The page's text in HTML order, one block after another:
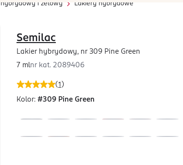
i żelowy Lakiery hybrydowe
(1 )
Semilac
Lakier hybrydowy, nr 309 Pine Green
7 mlnr kat. 2089406
Kolor: #309 Pine Green